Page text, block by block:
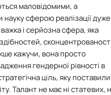
маловідомими, а
науку сферою реалізації дуже
і серйозна сфера, яка
кажучи, вона просто
гендерної рівності в
ціль, яку поставили
Талант не має ні статевих,